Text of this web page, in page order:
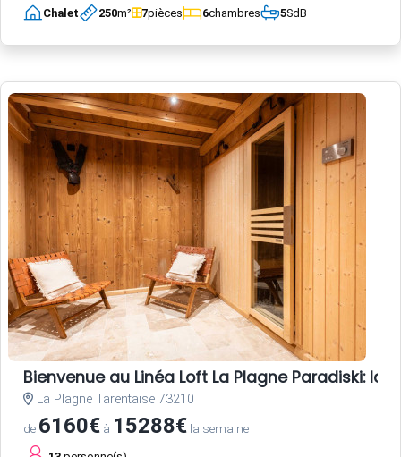
Chalet 250m² 7pièces 6chambres 5SdB
Bienvenue au Linéa Loft La Plagne Paradiski:
La Plagne Tarentaise 73210
de 6160€ à 15288€ la semaine